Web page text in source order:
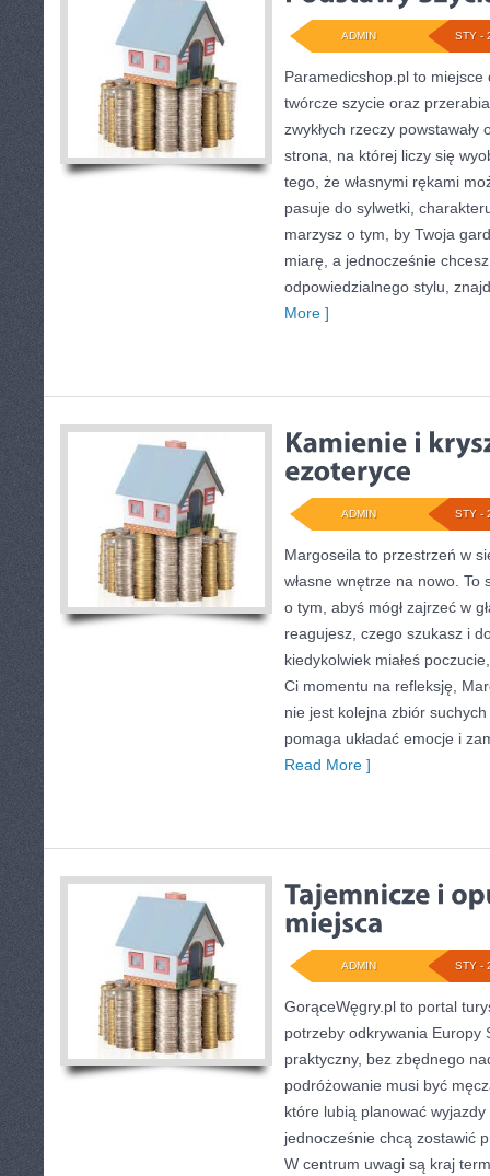
STY -
ADMIN
Paramedicshop.pl to
twórcze szycie oraz
zwykłych rzeczy powstawały
strona, na której liczy się
tego, że własnymi rękami
pasuje do sylwetki,
marzysz o tym, by Twoja
miarę, a jednocześnie
odpowiedzialnego stylu,
More ]
STY -
ADMIN
Margoseila to przestrzeń w
własne wnętrze na nowo. To
o tym, abyś mógł zajrzeć w
reagujesz, czego szukasz i
kiedykolwiek miałeś
Ci momentu na refleksję,
nie jest kolejna zbiór
pomaga układać emocje i
Read More ]
STY -
ADMIN
GorąceWęgry.pl to portal
potrzeby odkrywania Europy
praktyczny, bez zbędnego
podróżowanie musi być
które lubią planować
jednocześnie chcą zostawić
W centrum uwagi są kraj